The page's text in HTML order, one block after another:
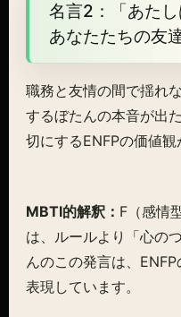
名言2：「あたし
あなたたちの友
職務と友情の間で揺れ
するぼたんの本音が出
切にするENFPの価値観
MBTI的解釈： F（感情
は、ルールより「心の
んのこの発言は、
表現しています。